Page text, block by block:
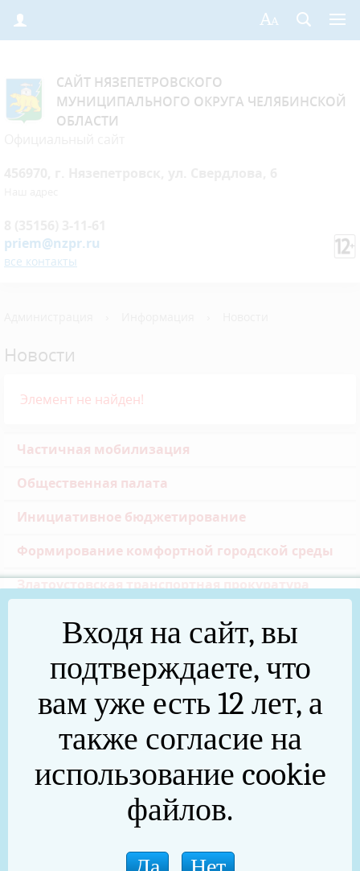
САЙТ НЯЗЕПЕТРОВСКОГО
МУНИЦИПАЛЬНОГО ОКРУГА ЧЕЛЯБИНСКОЙ
ОБЛАСТИ
priem@nzpr.ru
все контакты
Новости
Элемент не найден!
Частичная мобилизация
Общественная палата
Инициативное бюджетирование
Формирование комфортной городской среды
Златоустовская транспортная прокуратура
Реальные дела (архив)
Национальные проекты
75 лет Победы в Великой Отечественной войне
(архив)
Новости прокуратуры
Входя на сайт, вы
подтверждаете, что
вам уже есть 12 лет, а
также согласие на
использование cookie
файлов.